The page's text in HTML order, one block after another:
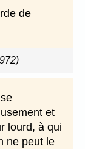
de
et
lourd, à qui
ne peut le